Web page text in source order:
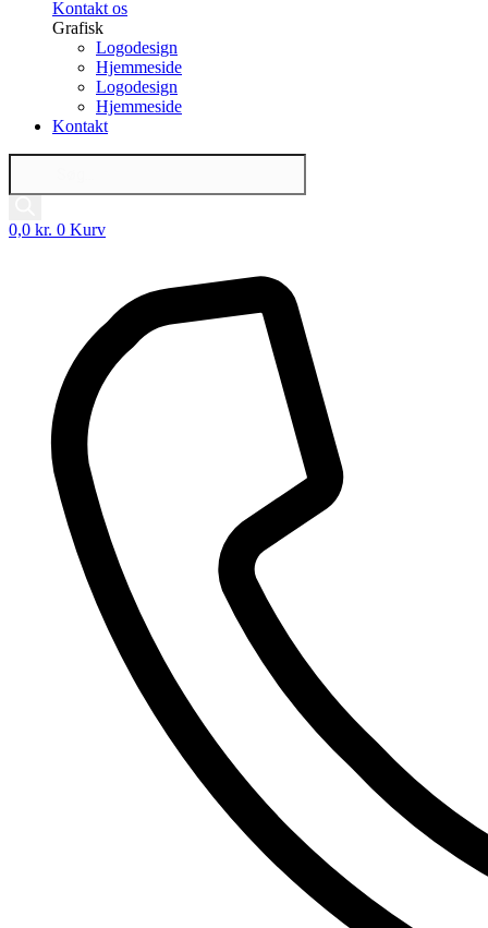
Kontakt os
Grafisk
Logodesign
Hjemmeside
Logodesign
Hjemmeside
Kontakt
Products
0,0 kr. 0 Kurv